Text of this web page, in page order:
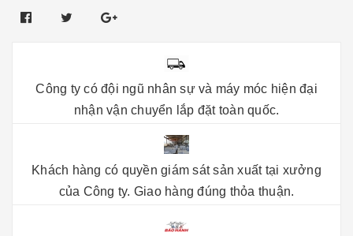
Công ty có đội ngũ nhân sự và máy móc hiện đại
nhận vận chuyển lắp đặt toàn quốc.
Khách hàng có quyền giám sát sản xuất tại xưởng
của Công ty. Giao hàng đúng thỏa thuận.